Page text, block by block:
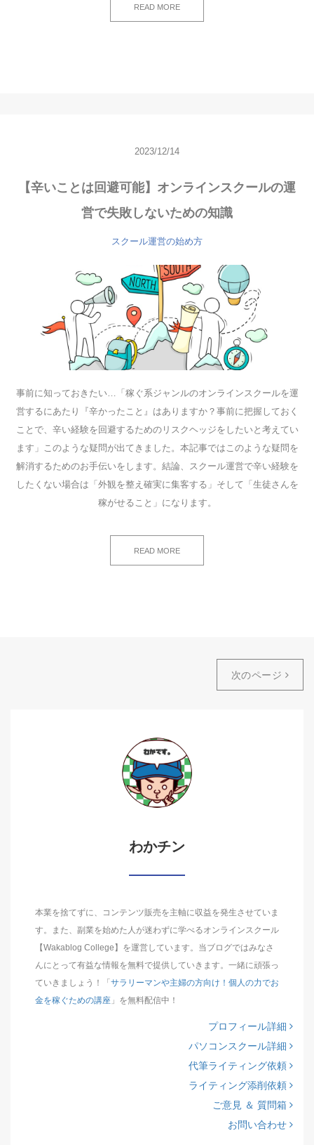
READ MORE
2023/12/14
【辛いことは回避可能】オンラインスクールの運
営で失敗しないための知識
スクール運営の始め方
事前に知っておきたい…「稼ぐ系ジャンルのオンラインスクールを運
営するにあたり『辛かったこと』はありますか？事前に把握しておく
ことで、辛い経験を回避するためのリスクヘッジをしたいと考えてい
ます」このような疑問が出てきました。本記事ではこのような疑問を
解消するためのお手伝いをします。結論、スクール運営で辛い経験を
したくない場合は「外観を整え確実に集客する」そして「生徒さんを
稼がせること」になります。
READ MORE
次のページ
わかチン
本業を捨てずに、コンテンツ販売を主軸に収益を発生させていま
す。また、副業を始めた人が迷わずに学べるオンラインスクール
【Wakablog College】を運営しています。当ブログではみなさ
んにとって有益な情報を無料で提供していきます。一緒に頑張っ
ていきましょう！「 サラリーマンや主婦の方向け！個人の力でお
金を稼ぐための講座 」を無料配信中！
プロフィール詳細
パソコンスクール詳細
代筆ライティング依頼
ライティング添削依頼
ご意見 ＆ 質問箱
お問い合わせ